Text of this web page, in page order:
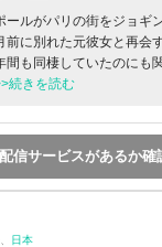
ールがパリの街をジョギ
前に別れた元彼女と再会
間も同棲していたのにも
を全く覚えていない。い
続きを読む
信サービスがあるか確
日本